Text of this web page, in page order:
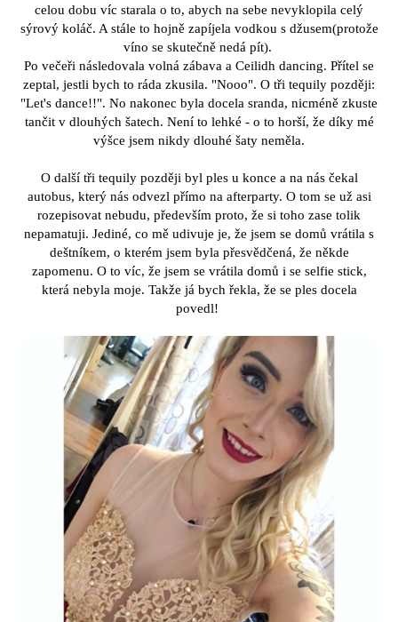
celou dobu víc starala o to, abych na sebe nevyklopila celý
sýrový koláč. A stále to hojně zapíjela vodkou s džusem(protože
víno se skutečně nedá pít).
Po večeři následovala volná zábava a Ceilidh dancing. Přítel se
zeptal, jestli bych to ráda zkusila. "Nooo". O tři tequily později:
"Let's dance!!". No nakonec byla docela sranda, nicméně zkuste
tančit v dlouhých šatech. Není to lehké - o to horší, že díky mé
výšce jsem nikdy dlouhé šaty neměla.
O další tři tequily později byl ples u konce a na nás čekal
autobus, který nás odvezl přímo na afterparty. O tom se už asi
rozepisovat nebudu, především proto, že si toho zase tolik
nepamatuji. Jediné, co mě udivuje je, že jsem se domů vrátila s
deštníkem, o kterém jsem byla přesvědčená, že někde
zapomenu. O to víc, že jsem se vrátila domů i se selfie stick,
která nebyla moje. Takže já bych řekla, že se ples docela
povedl!